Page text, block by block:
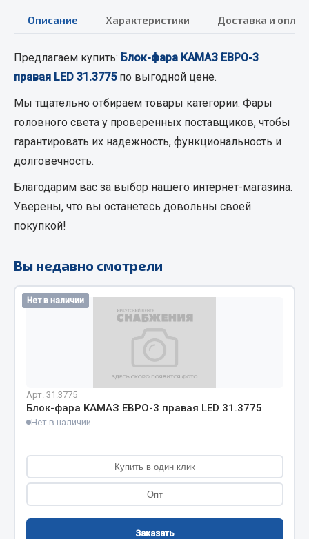
Масла
Технические жидкости
Болты
Гайки
Пресс-масленки
Пробки
Пружины
Соединительные элементы
Адаптеры и переходники
Трубки, муфты, гайки
Описание Характеристики Доставка и
Предлагаем купить: Блок-фара КАМАЗ ЕВРО-3
правая LED 31.3775по выгодной цене.
Мы тщательно отбираем товары категории: Фары
головного света у проверенных поставщиков, чтобы
гарантировать их надежность, функциональность и
долговечность.
Благодарим вас за выбор нашего интернет-магазина.
Уверены, что вы останетесь довольны своей
покупкой!
Вы недавно смотрели
Нет в наличии
Арт. 31.3775
Блок-фара КАМАЗ ЕВРО-3 правая LED 31.3775
Нет в наличии
Купить в один клик
Опт
Заказать